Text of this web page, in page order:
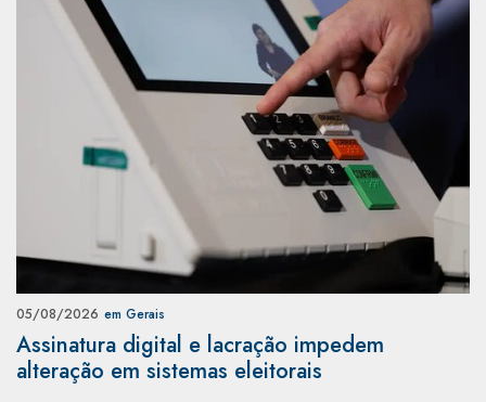
05/08/2026 em Gerais
Assinatura digital e lacração impedem
alteração em sistemas eleitorais